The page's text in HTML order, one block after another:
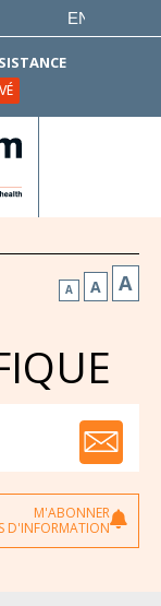
ENGLISH
A A A
M'ABONNER
D'INFORMATION